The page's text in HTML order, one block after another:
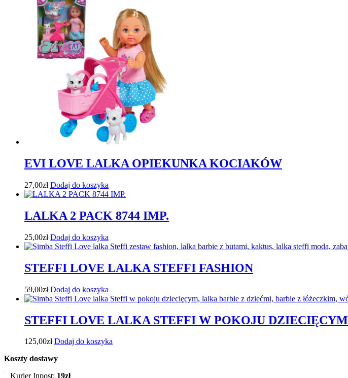
EVI LOVE LALKA OPIEKUNKA KOCIAKÓW
27,00zł Dodaj do koszyka
LALKA 2 PACK 8744 IMP.
25,00zł Dodaj do koszyka
STEFFI LOVE LALKA STEFFI FASHION
59,00zł Dodaj do koszyka
STEFFI LOVE LALKA STEFFI W POKOJU DZIECIĘCYM
125,00zł Dodaj do koszyka
Koszty dostawy
Kurier Inpost: 19zł